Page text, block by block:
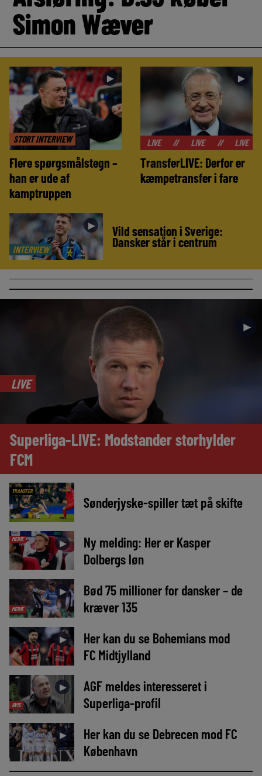
Simon Wæver
STORT INTERVIEW
►
Flere spørgsmålstegn –
han er ude af
kamptruppen
►
// LIVE LIVE LIVE LIVE
TransferLIVE: Derfor er
kæmpetransfer i fare
INTERVIEW
► Vild sensation i Sverige:
Dansker står i centrum
►
LIVE
Superliga-LIVE: Modstander storhylder
FCM
TRANSFER
Sønderjyske-spiller tæt på skifte
MEDIE ►
Ny melding: Her er Kasper
Dolbergs løn
MEDIE
►
Bød 75 millioner for dansker – de
kræver 135
►
Her kan du se Bohemians mod
FC Midtjylland
AVIS
►
AGF meldes interesseret i
Superliga-profil
►
Her kan du se Debrecen mod FC
København